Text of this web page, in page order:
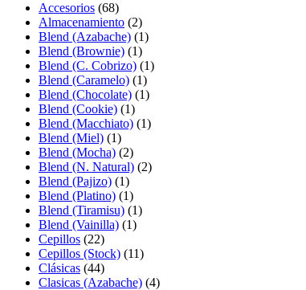
Accesorios (68)
Almacenamiento (2)
Blend (Azabache) (1)
Blend (Brownie) (1)
Blend (C. Cobrizo) (1)
Blend (Caramelo) (1)
Blend (Chocolate) (1)
Blend (Cookie) (1)
Blend (Macchiato) (1)
Blend (Miel) (1)
Blend (Mocha) (2)
Blend (N. Natural) (2)
Blend (Pajizo) (1)
Blend (Platino) (1)
Blend (Tiramisu) (1)
Blend (Vainilla) (1)
Cepillos (22)
Cepillos (Stock) (11)
Clásicas (44)
Clasicas (Azabache) (4)